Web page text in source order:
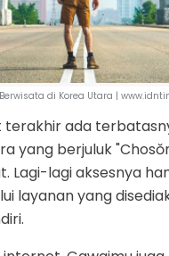
di Korea Utara |
ada
yang berjuluk
Lagi-lagi aksesnya
layanan yang